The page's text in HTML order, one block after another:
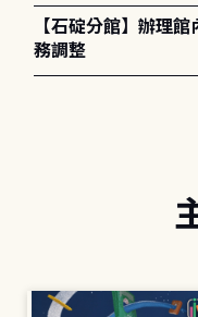
【石碇分館】辦理
務調整